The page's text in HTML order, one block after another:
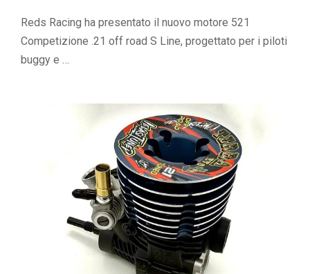
Reds Racing ha presentato il nuovo motore 521
Competizione .21 off road S Line, progettato per i piloti
buggy e …